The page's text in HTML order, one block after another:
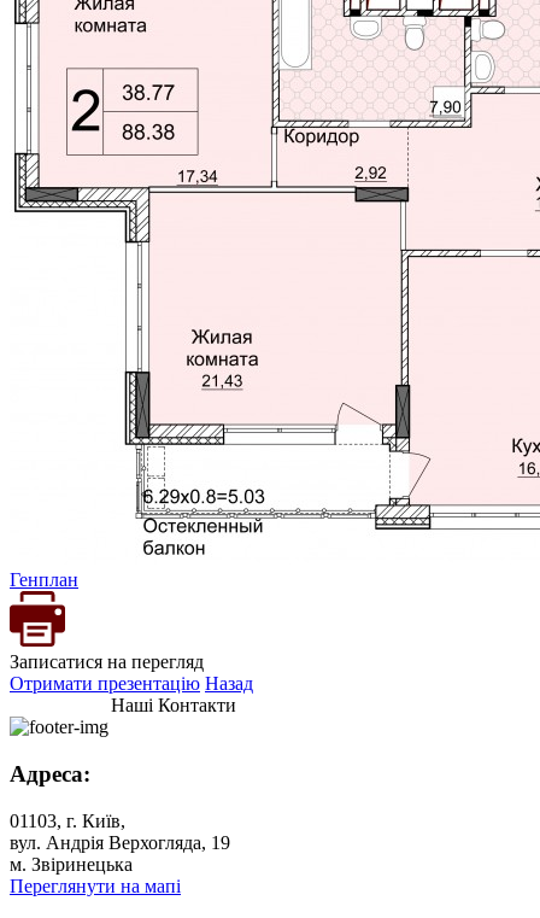
Генплан
Записатися на перегляд
Отримати презентацію Назад
Наші Контакти
Адреса:
01103, г. Київ,
вул. Андрія Верхогляда, 19
м. Звіринецька
Переглянути на мапі